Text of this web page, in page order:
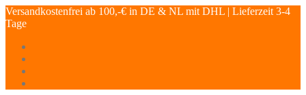
Versandkostenfrei ab 100,-€ in DE & NL mit DHL | Lieferzeit 3-4
Tage